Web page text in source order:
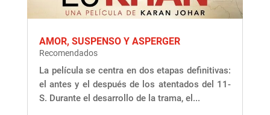
AMOR, SUSPENSO Y ASPERGER
Recomendados
La película se centra en dos etapas definitivas:
el antes y el después de los atentados del 11-
S. Durante el desarrollo de la trama, el...